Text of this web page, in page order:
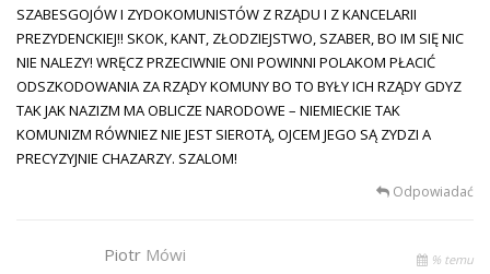
SZABESGOJÓW I ZYDOKOMUNISTÓW Z RZĄDU I Z KANCELARII
PREZYDENCKIEJ!! SKOK, KANT, ZŁODZIEJSTWO, SZABER, BO IM SIĘ NIC
NIE NALEZY! WRĘCZ PRZECIWNIE ONI POWINNI POLAKOM PŁACIĆ
ODSZKODOWANIA ZA RZĄDY KOMUNY BO TO BYŁY ICH RZĄDY GDYZ
TAK JAK NAZIZM MA OBLICZE NARODOWE – NIEMIECKIE TAK
KOMUNIZM RÓWNIEZ NIE JEST SIEROTĄ, OJCEM JEGO SĄ ZYDZI A
PRECYZYJNIE CHAZARZY. SZALOM!
Odpowiadać
Piotr Mówi % temu